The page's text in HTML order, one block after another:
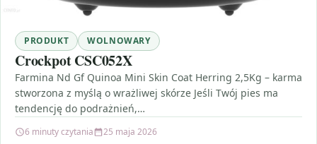
PRODUKT WOLNOWARY
Crockpot CSC052X
Farmina Nd Gf Quinoa Mini Skin Coat Herring 2,5Kg – karma
stworzona z myślą o wrażliwej skórze Jeśli Twój pies ma
tendencję do podrażnień,…
6 minuty czytania 25 maja 2026